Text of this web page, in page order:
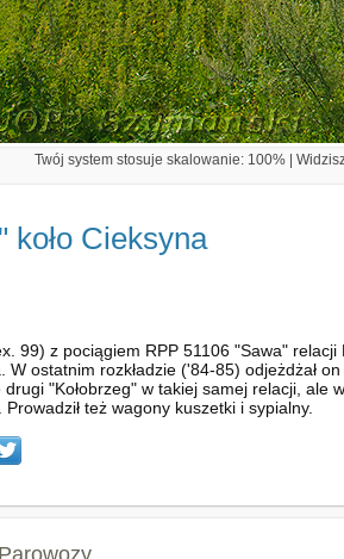
Twój system stosuje skalowanie: 100% |
koło Cieksyna
99) z pociągiem RPP 51106 "Sawa"
W ostatnim rozkładzie ('84-85) odjeżdżał
"Kołobrzeg" w takiej samej relacji, ale
Prowadził też wagony kuszetki i sypialny.
Parowozy